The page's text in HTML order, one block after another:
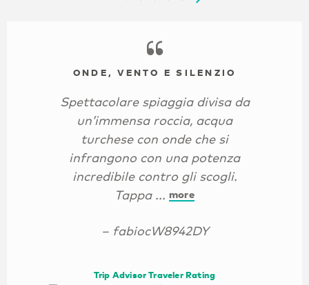
ONDE, VENTO E SILENZIO
Spettacolare spiaggia divisa da
un’immensa roccia, acqua
turchese con onde che si
infrangono con una potenza
incredibile contro gli scogli.
Tappa ... more
– fabiocW8942DY
Trip Advisor Traveler Rating